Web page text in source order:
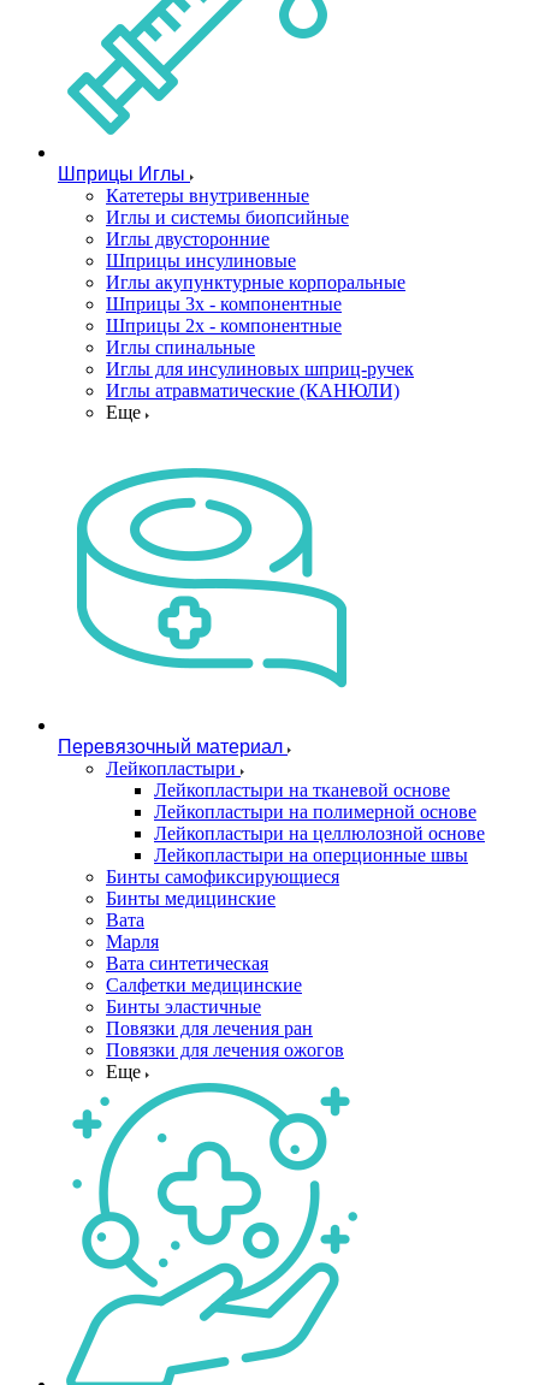
Шприцы Иглы
Катетеры внутривенные
Иглы и системы биопсийные
Иглы двусторонние
Шприцы инсулиновые
Иглы акупунктурные корпоральные
Шприцы 3х - компонентные
Шприцы 2х - компонентные
Иглы спинальные
Иглы для инсулиновых шприц-ручек
Иглы атравматические (КАНЮЛИ)
Еще
Перевязочный материал
Лейкопластыри
Лейкопластыри на тканевой основе
Лейкопластыри на полимерной основе
Лейкопластыри на целлюлозной основе
Лейкопластыри на оперционные швы
Бинты самофиксирующиеся
Бинты медицинские
Вата
Марля
Вата синтетическая
Салфетки медицинские
Бинты эластичные
Повязки для лечения ран
Повязки для лечения ожогов
Еще